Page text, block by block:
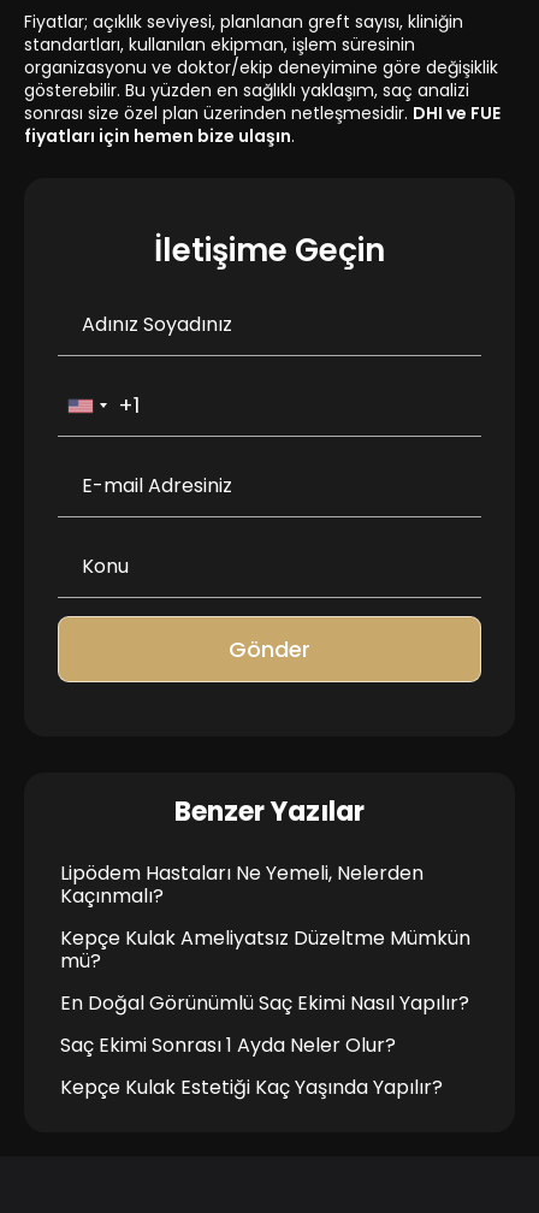
Fiyatlar; açıklık seviyesi, planlanan greft sayısı, kliniğin
standartları, kullanılan ekipman, işlem süresinin
organizasyonu ve doktor/ekip deneyimine göre değişiklik
gösterebilir. Bu yüzden en sağlıklı yaklaşım, saç analizi
sonrası size özel plan üzerinden netleşmesidir. DHI ve FUE
fiyatları için hemen bize ulaşın.
İletişime Geçin
Gönder
Benzer Yazılar
Lipödem Hastaları Ne Yemeli, Nelerden
Kaçınmalı?
Kepçe Kulak Ameliyatsız Düzeltme Mümkün
mü?
En Doğal Görünümlü Saç Ekimi Nasıl Yapılır?
Saç Ekimi Sonrası 1 Ayda Neler Olur?
Kepçe Kulak Estetiği Kaç Yaşında Yapılır?